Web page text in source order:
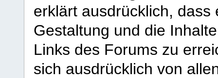
erklärt ausdrücklich,
Gestaltung und die
Links des Forums zu
sich ausdrücklich von